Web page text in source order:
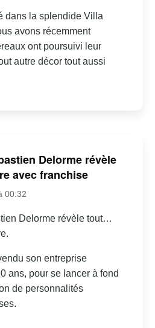
dans la splendide Villa
avons récemment
ont poursuivi leur
autre décor tout aussi
Delorme révèle
avec franchise
00:32
Delorme révèle tout…
son entreprise
ans, pour se lancer à fond
de personnalités